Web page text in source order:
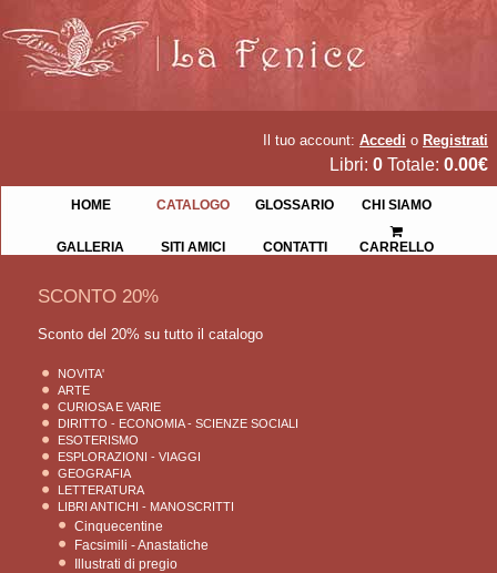
Il tuo account: Accedi o Registrati
Libri: 0 Totale: 0.00€
HOME CATALOGO GLOSSARIO CHI SIAMO
GALLERIA SITI AMICI CONTATTI CARRELLO
SCONTO 20%
Sconto del 20% su tutto il catalogo
NOVITA'
ARTE
CURIOSA E VARIE
DIRITTO - ECONOMIA - SCIENZE SOCIALI
ESOTERISMO
ESPLORAZIONI - VIAGGI
GEOGRAFIA
LETTERATURA
LIBRI ANTICHI - MANOSCRITTI
Cinquecentine
Facsimili - Anastatiche
Illustrati di pregio